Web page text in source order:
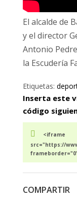
El alcalde de
y el director
Antonio
la Escudería
Etiquetas:
Inserta este
código
<iframe
src="https://
COMPARTIR